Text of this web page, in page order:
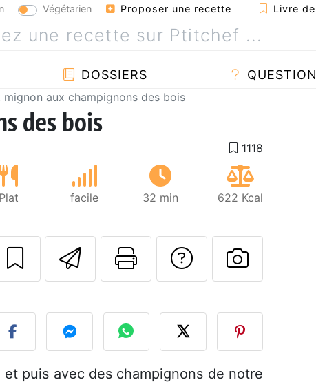
Végétarien Proposer une recette Livre
DOSSIERS
mignon aux champignons des bois
des bois
Plat facile 32 min 622 Kcal
Envoyer cette recette
Imprimer cette
Poser une
puis avec des champignons de notre